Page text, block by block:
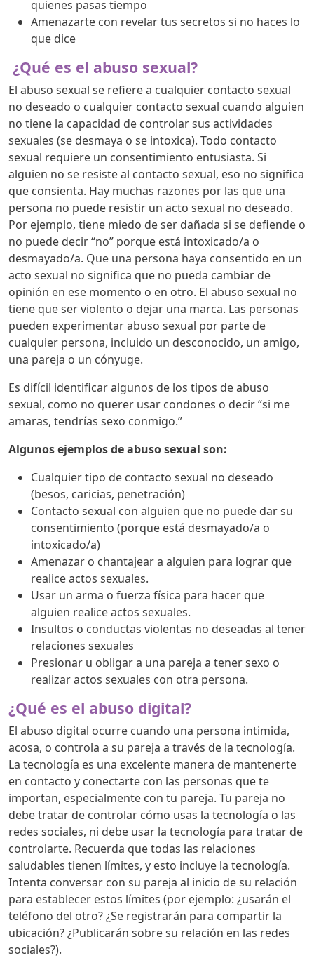
quienes pasas tiempo
Amenazarte con revelar tus secretos si no haces lo
que dice
¿Qué es el abuso sexual?
El abuso sexual se refiere a cualquier contacto sexual
no deseado o cualquier contacto sexual cuando alguien
no tiene la capacidad de controlar sus actividades
sexuales (se desmaya o se intoxica). Todo contacto
sexual requiere un consentimiento entusiasta. Si
alguien no se resiste al contacto sexual, eso no significa
que consienta. Hay muchas razones por las que una
persona no puede resistir un acto sexual no deseado.
Por ejemplo, tiene miedo de ser dañada si se defiende o
no puede decir “no” porque está intoxicado/a o
desmayado/a. Que una persona haya consentido en un
acto sexual no significa que no pueda cambiar de
opinión en ese momento o en otro. El abuso sexual no
tiene que ser violento o dejar una marca. Las personas
pueden experimentar abuso sexual por parte de
cualquier persona, incluido un desconocido, un amigo,
una pareja o un cónyuge.
Es difícil identificar algunos de los tipos de abuso
sexual, como no querer usar condones o decir “si me
amaras, tendrías sexo conmigo.”
Algunos ejemplos de abuso sexual son:
Cualquier tipo de contacto sexual no deseado
(besos, caricias, penetración)
Contacto sexual con alguien que no puede dar su
consentimiento (porque está desmayado/a o
intoxicado/a)
Amenazar o chantajear a alguien para lograr que
realice actos sexuales.
Usar un arma o fuerza física para hacer que
alguien realice actos sexuales.
Insultos o conductas violentas no deseadas al tener
relaciones sexuales
Presionar u obligar a una pareja a tener sexo o
realizar actos sexuales con otra persona.
¿Qué es el abuso digital?
El abuso digital ocurre cuando una persona intimida,
acosa, o controla a su pareja a través de la tecnología.
La tecnología es una excelente manera de mantenerte
en contacto y conectarte con las personas que te
importan, especialmente con tu pareja. Tu pareja no
debe tratar de controlar cómo usas la tecnología o las
redes sociales, ni debe usar la tecnología para tratar de
controlarte. Recuerda que todas las relaciones
saludables tienen límites, y esto incluye la tecnología.
Intenta conversar con su pareja al inicio de su relación
para establecer estos límites (por ejemplo: ¿usarán el
teléfono del otro? ¿Se registrarán para compartir la
ubicación? ¿Publicarán sobre su relación en las redes
sociales?).